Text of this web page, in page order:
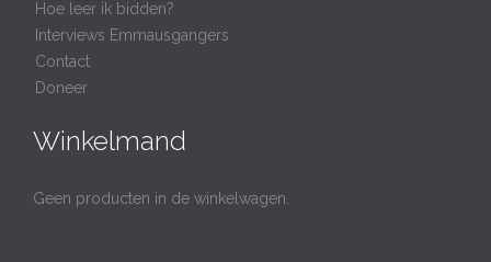
Hoe leer ik bidden?
Interviews Emmausgangers
Contact
Doneer
Winkelmand
Geen producten in de winkelwagen.